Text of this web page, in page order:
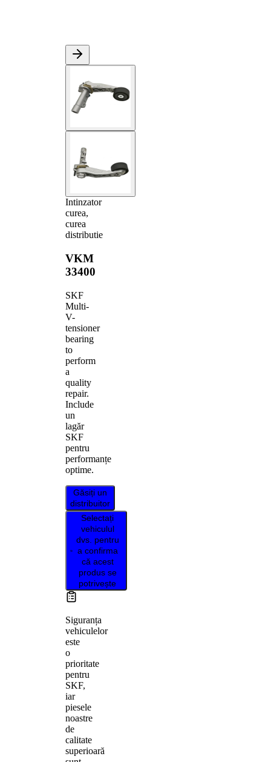
Intinzator
curea,
curea
distributie
VKM
33400
SKF
Multi-
V-
tensioner
bearing
to
perform
a
quality
repair.
Include
un
lagăr
SKF
pentru
performanțe
optime.
Găsiți un
distribuitor
Selectați
vehiculul
dvs. pentru
a confirma
că acest
produs se
potrivește
Siguranța
vehiculelor
este
o
prioritate
pentru
SKF,
iar
piesele
noastre
de
calitate
superioară